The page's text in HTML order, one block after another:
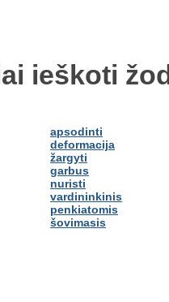
ieškoti
apsodinti
deformacija
žargyti
garbus
nuristi
vardininkinis
penkiatomis
šovimasis